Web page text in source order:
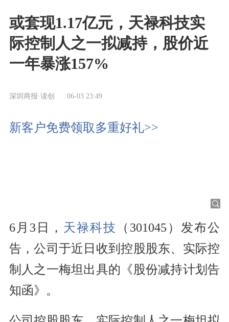
或套现1.17亿元，天禄科技实
际控制人之一拟减持，股价近
一年暴涨157%
深圳商报·读创 06-03 23:49
新客户免费领取多重好礼>>
6月3日， 天禄科技
（301045）发布公
告，公司于近日收到控股股东、实际控
制人之一梅坦出具的《股份减持计划告
知函》。